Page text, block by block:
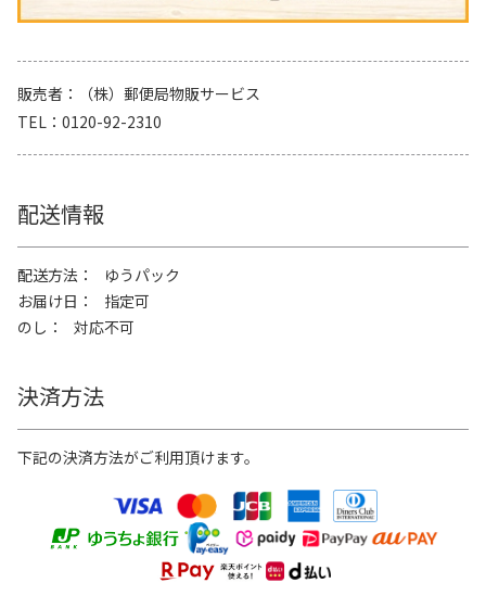
販売者
（株）郵便局物販サービス
TEL
0120-92-2310
配送情報
配送方法
ゆうパック
お届け日
指定可
のし
対応不可
決済方法
下記の決済方法がご利用頂けます。